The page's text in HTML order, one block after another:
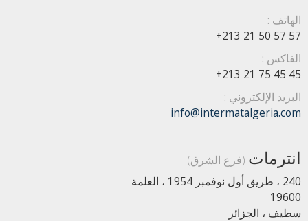
الهاتف :
+213 21 50 57 57
الفاكس :
+213 21 75 45 45
البريد الإلكتروني :
info@intermatalgeria.com
انترمات (فرع الشرق)
240 ، طريق أول نوفمبر 1954 ، العلمة
19600
سطيف ، الجزائر